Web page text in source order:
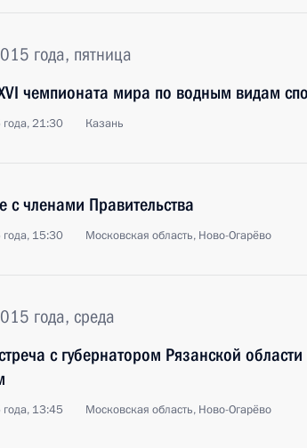
года, пятница
чемпионата мира по водным видам
21:30 Казань
с членами Правительства
15:30 Московская область, Ново-Огарёво
года, среда
с губернатором Рязанской
13:45 Московская область, Ново-Огарёво